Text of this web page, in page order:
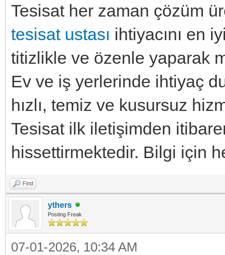
Tesisat her zaman çözüm
tesisat ustası ihtiyacını en
titizlikle ve özenle yaparak
Ev ve iş yerlerinde ihtiyaç
hızlı, temiz ve kusursuz
Tesisat ilk iletişimden
hissettirmektedir. Bilgi için
Find
ythers
Posting Freak
07-01-2026, 10:34 AM